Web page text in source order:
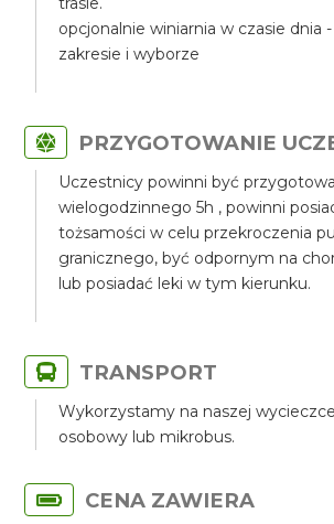
opcjonalnie winiarnia w czasie dnia
zakresie i wyborze
PRZYGOTOWANIE
Uczestnicy powinni być
wielogodzinnego 5h , powinni
tożsamości w celu przekroczenia
granicznego, być odpornym na
lub posiadać leki w tym kierunku.
TRANSPORT
Wykorzystamy na naszej
osobowy lub mikrobus.
CENA ZAWIERA